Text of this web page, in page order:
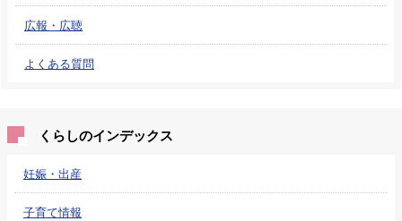
広報・広聴
よくある質問
くらしのインデックス
妊娠・出産
子育て情報